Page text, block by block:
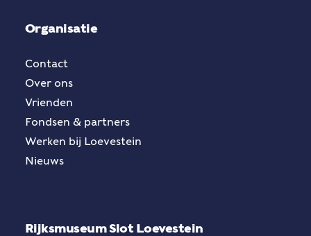
Organisatie
Contact
Over ons
Vrienden
Fondsen & partners
Werken bij Loevestein
Nieuws
Rijksmuseum Slot Loevestein